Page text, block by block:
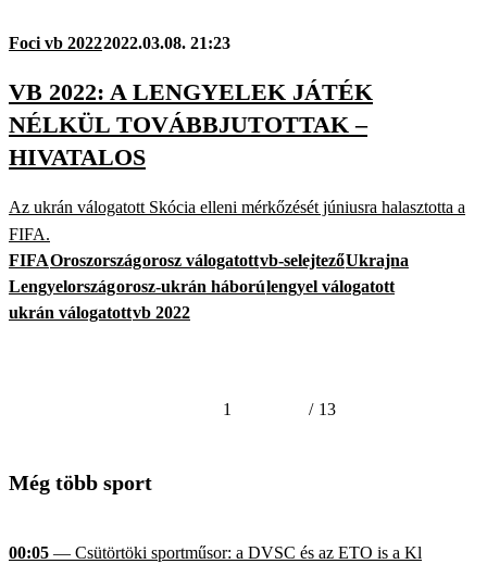
Foci vb 20222022.03.08. 21:23
VB 2022: A LENGYELEK JÁTÉK
NÉLKÜL TOVÁBBJUTOTTAK –
HIVATALOS
Az ukrán válogatott Skócia elleni mérkőzését júniusra halasztotta a
FIFA.
FIFAOroszországorosz válogatottvb-selejtezőUkrajna
Lengyelországorosz-ukrán háborúlengyel válogatott
ukrán válogatottvb 2022
1 / 13
Még több sport
00:05 — Csütörtöki sportműsor: a DVSC és az ETO is a Kl